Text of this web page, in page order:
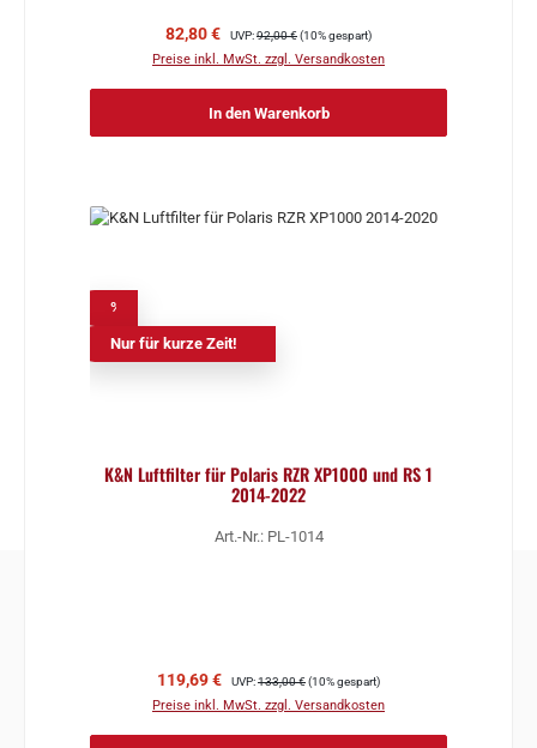
Verkaufspreis:
82,80 € Regulärer Preis:
UVP:92,00 €(10% gespart)
Preise inkl. MwSt. zzgl. Versandkosten
In den Warenkorb
Nur für kurze Zeit!
K&N Luftfilter für Polaris RZR XP1000 und RS 1
2014-2022
Art.-Nr.: PL-1014
Verkaufspreis:
119,69 € Regulärer Preis:
UVP:133,00 €(10% gespart)
Preise inkl. MwSt. zzgl. Versandkosten